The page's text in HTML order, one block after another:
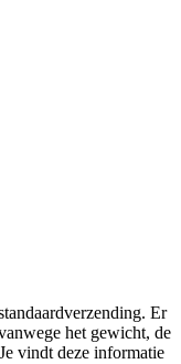
Er
het gewicht, de
vindt deze informatie